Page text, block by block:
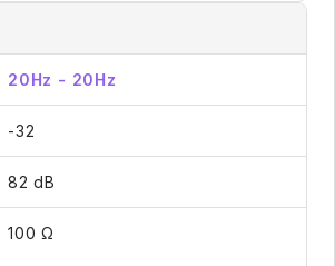
20Hz - 20Hz
-32
82 dB
100 Ω